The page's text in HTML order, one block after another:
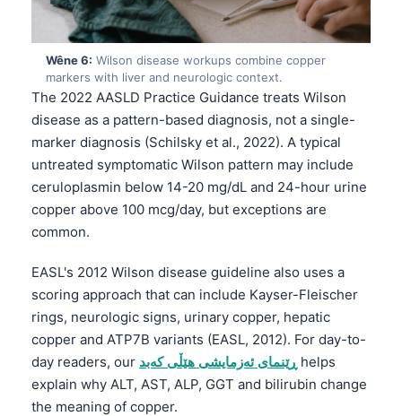
Wêne 6: Wilson disease workups combine copper
markers with liver and neurologic context.
The 2022 AASLD Practice Guidance treats Wilson
disease as a pattern-based diagnosis, not a single-
marker diagnosis (Schilsky et al., 2022). A typical
untreated symptomatic Wilson pattern may include
ceruloplasmin below 14-20 mg/dL and 24-hour urine
copper above 100 mcg/day, but exceptions are
common.
EASL's 2012 Wilson disease guideline also uses a
scoring approach that can include Kayser-Fleischer
rings, neurologic signs, urinary copper, hepatic
copper and ATP7B variants (EASL, 2012). For day-to-
day readers, our ڕێنمای ئەزمایشی هێڵی کەبد helps
explain why ALT, AST, ALP, GGT and bilirubin change
the meaning of copper.
پښتو
سنڌي
සිංහල
অসমীয়া
Galego
Македонски јазик
Euskara
Gàidhlig
Occitan
العربية المغربية
Afrikaans
Монгол
ພາສາລາວ